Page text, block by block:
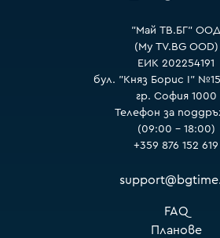
"Май ТВ.БГ"
(My TV.BG OOD)
ЕИК 202254191
бул. "Княз Борис I"
гр. София 1000
Телефон за
(09:00 – 18:00)
+359 876 152 619
FAQ
Планове